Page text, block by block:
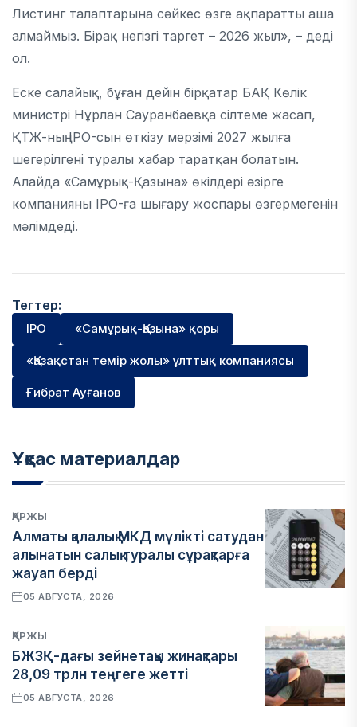
Листинг талаптарына сәйкес өзге ақпаратты аша
алмаймыз. Бірақ негізгі таргет – 2026 жыл», – деді
ол.
Еске салайық, бұған дейін бірқатар БАҚ Көлік
министрі Нұрлан Сауранбаевқа сілтеме жасап,
ҚТЖ-ның IPO-сын өткізу мерзімі 2027 жылға
шегерілгені туралы хабар таратқан болатын.
Алайда «Самұрық-Қазына» өкілдері әзірге
компанияны IPO-ға шығару жоспары өзгермегенін
мәлімдеді.
Тегтер:
IPO «Самұрық-Қазына» қоры
«Қазақстан темір жолы» ұлттық компаниясы
Ғибрат Ауғанов
Ұқсас материалдар
ҚАРЖЫ
Алматы қалалық МКД мүлікті сатудан
алынатын салық туралы сұрақтарға
жауап берді
05 АВГУСТА, 2026
ҚАРЖЫ
БЖЗҚ-дағы зейнетақы жинақтары
28,09 трлн теңгеге жетті
05 АВГУСТА, 2026